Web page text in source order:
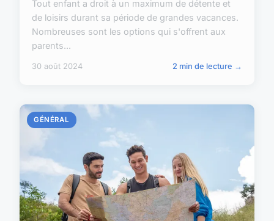
Tout enfant a droit à un maximum de détente et
de loisirs durant sa période de grandes vacances.
Nombreuses sont les options qui s'offrent aux
parents...
30 août 2024 2 min de lecture →
GÉNÉRAL